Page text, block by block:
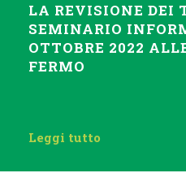
LA REVISIONE DEI
SEMINARIO
OTTOBRE 2022
FERMO
Leggi tutto